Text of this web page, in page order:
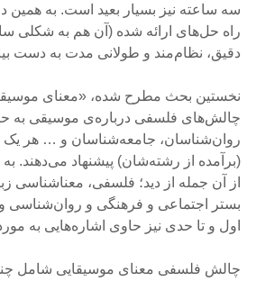
سه ساعته نیز بسیار بعید است. به همین
راه حل‌های ارائه شده (آن هم به شکلی
دقیق، نظام‌مند و طولانی مدت به دست
چالش‌های فلسفی درباره‌ی موسیقی به
روان‌شناسان، جامعه‌شناسان و … هر یک
(برآمده از رشته‌شان) پیشنهاد می‌دهند.
از آن جمله از دید؛ فلسفی، معناشناسی
بستر اجتماعی و فرهنگی و
اول و تا حدی نیز حاوی اشاره‌هایی به
چالش فلسفی معنای موسیقایی شامل